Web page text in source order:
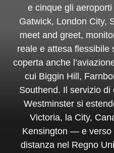
e cinque gli
Gatwick, London City,
meet and greet,
reale e attesa flessibile
coperta anche
cui Biggin Hill,
Southend. Il servizio
Westminster si
Victoria, la City,
Kensington — e verso
distanza nel Regno